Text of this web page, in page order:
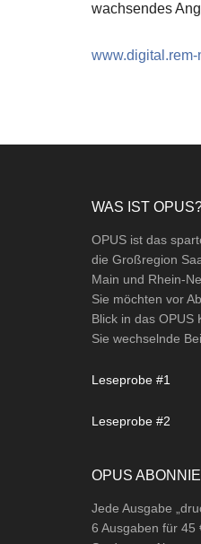
wachsendes
WAS IST
OPUS ist das
die Großregion
Main und Rhein-
Sie möchten vor
Blick in das OPUS
Sie wechselnde
Leseprobe #1
Leseprobe #2
OPUS
Jede Ausgabe
6 Ausgaben für 45